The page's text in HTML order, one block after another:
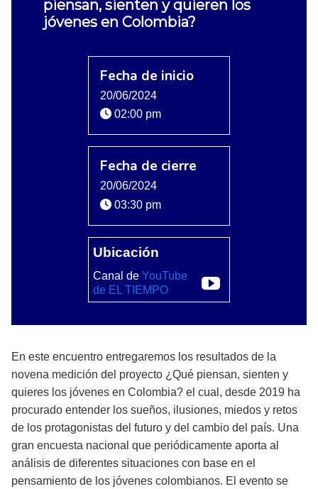
piensan, sienten y quieren los
jóvenes en Colombia?
Fecha de inicio
20/06/2024
02:00 pm
Fecha de cierre
20/06/2024
03:30 pm
Ubicación
Canal deYouTube
de EL TIEMPO
En este encuentro entregaremos los resultados de la
novena medición del proyecto ¿Qué piensan, sienten y
quieres los jóvenes en Colombia? el cual, desde 2019 ha
procurado entender los sueños, ilusiones, miedos y retos
de los protagonistas del futuro y del cambio del país. Una
gran encuesta nacional que periódicamente aporta al
análisis de diferentes situaciones con base en el
pensamiento de los jóvenes colombianos. El evento se